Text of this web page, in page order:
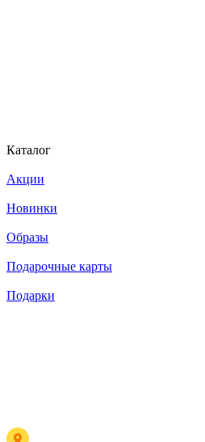
Каталог
Акции
Новинки
Образы
Подарочные карты
Подарки